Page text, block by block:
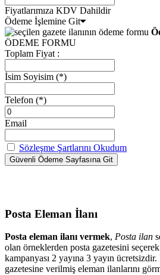
Fiyatlarımıza KDV Dahildir
Ödeme İşlemine Git
ÖDEME FORMU
Toplam Fiyat :
İsim Soyisim (*)
Telefon (*)
Email
Sözleşme Şartlarını Okudum
Posta Eleman İlanı
Posta eleman ilanı vermek, Posta ilan
olan örneklerden posta gazetesini
kampanyası 2 yayına 3 yayın
gazetesine verilmiş eleman ilanlarını